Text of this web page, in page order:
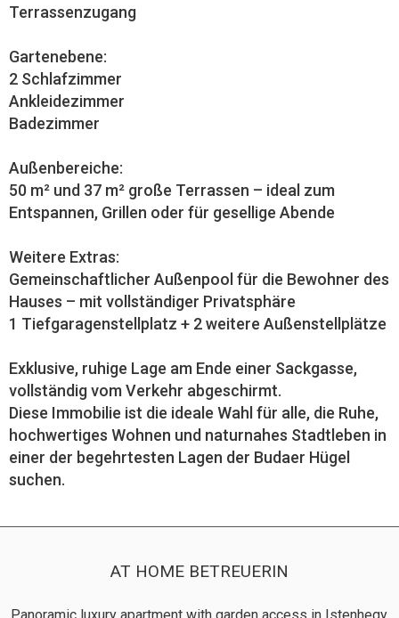
Terrassenzugang
Gartenebene:
2 Schlafzimmer
Ankleidezimmer
Badezimmer
Außenbereiche:
50 m² und 37 m² große Terrassen – ideal zum
Entspannen, Grillen oder für gesellige Abende
Weitere Extras:
Gemeinschaftlicher Außenpool für die Bewohner des
Hauses – mit vollständiger Privatsphäre
1 Tiefgaragenstellplatz + 2 weitere Außenstellplätze
Exklusive, ruhige Lage am Ende einer Sackgasse,
vollständig vom Verkehr abgeschirmt.
Diese Immobilie ist die ideale Wahl für alle, die Ruhe,
hochwertiges Wohnen und naturnahes Stadtleben in
einer der begehrtesten Lagen der Budaer Hügel
suchen.
AT HOME BETREUERIN